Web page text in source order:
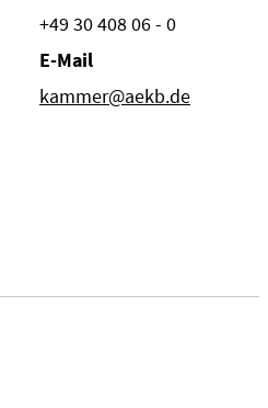
+49 30 408 06 - 0
E-Mail
kammer@aekb.de